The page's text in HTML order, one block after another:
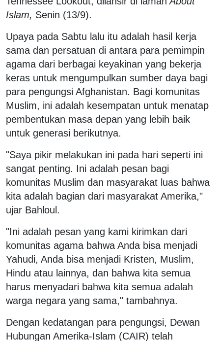
Islam, Senin (13/9).
Upaya pada Sabtu lalu itu adalah hasil kerja
sama dan persatuan di antara para pemimpin
agama dari berbagai keyakinan yang bekerja
keras untuk mengumpulkan sumber daya bagi
para pengungsi Afghanistan. Bagi komunitas
Muslim, ini adalah kesempatan untuk menatap
pembentukan masa depan yang lebih baik
untuk generasi berikutnya.
"Saya pikir melakukan ini pada hari seperti ini
sangat penting. Ini adalah pesan bagi
komunitas Muslim dan masyarakat luas bahwa
kita adalah bagian dari masyarakat Amerika,"
ujar Bahloul.
"Ini adalah pesan yang kami kirimkan dari
komunitas agama bahwa Anda bisa menjadi
Yahudi, Anda bisa menjadi Kristen, Muslim,
Hindu atau lainnya, dan bahwa kita semua
harus menyadari bahwa kita semua adalah
warga negara yang sama," tambahnya.
Dengan kedatangan para pengungsi, Dewan
Hubungan Amerika-Islam (CAIR) telah